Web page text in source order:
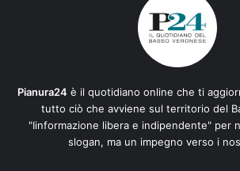
Pianura24 è il quotidiano online che ti
tutto ciò che avviene sul territorio del
"Iinformazione libera e indipendente" per
slogan, ma un impegno verso i